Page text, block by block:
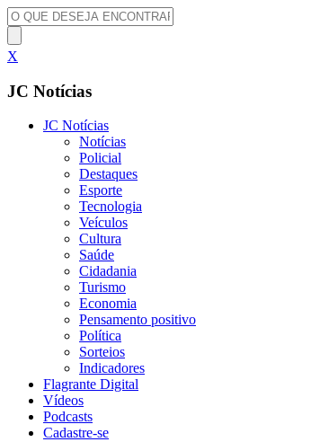
X
JC Notícias
JC Notícias
Notícias
Policial
Destaques
Esporte
Tecnologia
Veículos
Cultura
Saúde
Cidadania
Turismo
Economia
Pensamento positivo
Política
Sorteios
Indicadores
Flagrante Digital
Vídeos
Podcasts
Cadastre-se